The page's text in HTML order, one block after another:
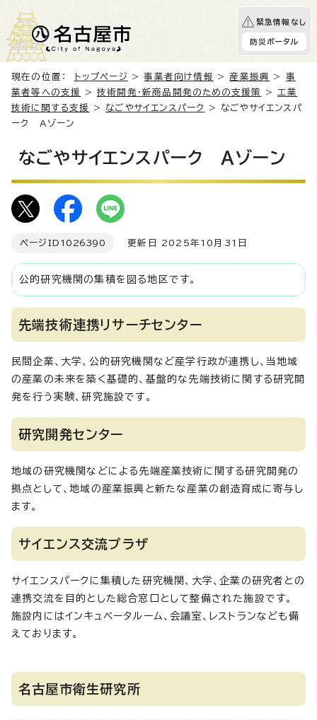
緊急情報なし
防災ポータル
現在の位置： トップページ >事業者向け情報 > 産業振興 > 事
業者等への支援
>技術開発・新商品開発のための支援策 >工業
技術に関する支援
>なごやサイエンスパーク
> なごやサイエンスパ
ーク Aゾーン
なごやサイエンスパーク Aゾーン
ページID 1026390 更新日 2025年10月31日
公的研究機関の集積を図る地区です。
先端技術連携リサーチセンター
民間企業、大学、公的研究機関など産学行政が連携し、当地域
の産業の未来を築く基礎的、基盤的な先端技術に関する研究開
発を行う実験、研究施設です。
研究開発センター
地域の研究機関などによる先端産業技術に関する研究開発の
拠点として、地域の産業振興と新たな産業の創造育成に寄与し
ます。
サイエンス交流プラザ
サイエンスパークに集積した研究機関、大学、企業の研究者との
連携交流を目的とした総合窓口として整備された施設です。
施設内にはインキュベータルーム、会議室、レストランなども備
えております。
名古屋市衛生研究所